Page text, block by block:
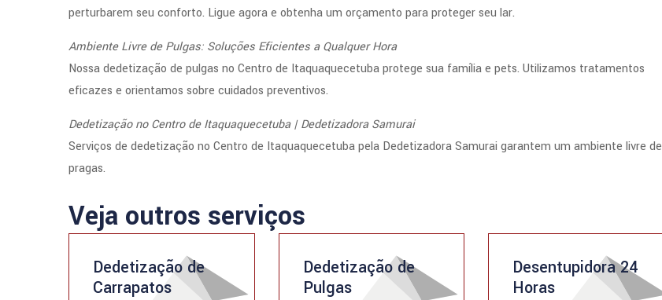
perturbarem seu conforto. Ligue agora e obtenha um orçamento para proteger seu lar.
Ambiente Livre de Pulgas: Soluções Eficientes a Qualquer Hora
Nossa dedetização de pulgas no Centro de Itaquaquecetuba protege sua família e pets. Utilizamos tratamentos
eficazes e orientamos sobre cuidados preventivos.
Dedetização no Centro de Itaquaquecetuba | Dedetizadora Samurai
Serviços de dedetização no Centro de Itaquaquecetuba pela Dedetizadora Samurai garantem um ambiente livre de
pragas.
Veja outros serviços
Dedetização de
Carrapatos
Dedetização de
Pulgas
Desentupidora 24
Horas